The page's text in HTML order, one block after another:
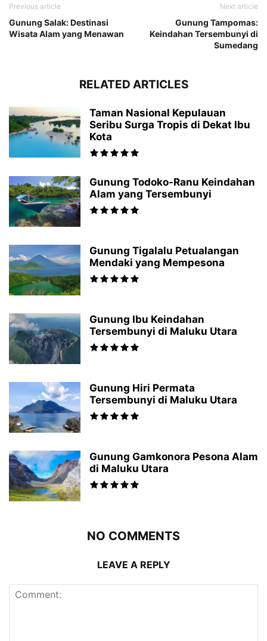
Previous article
Gunung Salak: Destinasi
Wisata Alam yang Menawan
Next article
Gunung Tampomas:
Keindahan Tersembunyi di
Sumedang
RELATED ARTICLES
Taman Nasional Kepulauan
Seribu Surga Tropis di Dekat Ibu
Kota
Gunung Todoko-Ranu Keindahan
Alam yang Tersembunyi
Gunung Tigalalu Petualangan
Mendaki yang Mempesona
Gunung Ibu Keindahan
Tersembunyi di Maluku Utara
Gunung Hiri Permata
Tersembunyi di Maluku Utara
Gunung Gamkonora Pesona Alam
di Maluku Utara
NO COMMENTS
LEAVE A REPLY